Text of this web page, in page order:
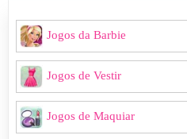
Jogos da Barbie
Jogos de Vestir
Jogos de Maquiar